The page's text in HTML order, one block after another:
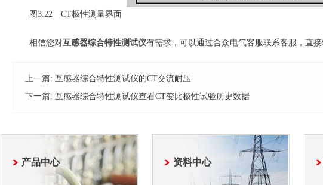
图3.22 CT极性测量界面
相信您对互感器综合特性测试仪有需求，可以通过合众电气客服联系客服，直接
上一篇: 互感器综合特性测试仪的CT交流耐压
下一篇: 互感器综合特性测试仪查看CT变比极性试验历史数据
产品中心 资料中心